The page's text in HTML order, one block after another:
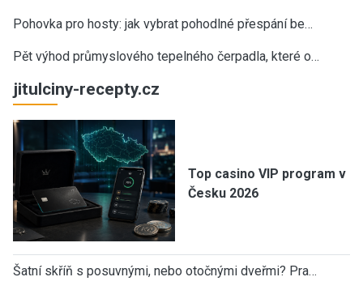
Pohovka pro hosty: jak vybrat pohodlné přespání be…
Pět výhod průmyslového tepelného čerpadla, které o…
jitulciny-recepty.cz
Top casino VIP program v
Česku 2026
Šatní skříň s posuvnými, nebo otočnými dveřmi? Pra…